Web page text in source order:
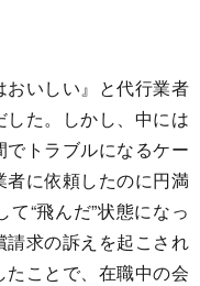
おいしい』と代行業者
た。しかし、中には
トラブルになるケー
に依頼したのに円満
“飛んだ”状態になっ
求の訴えを起こされ
ことで、在職中の会